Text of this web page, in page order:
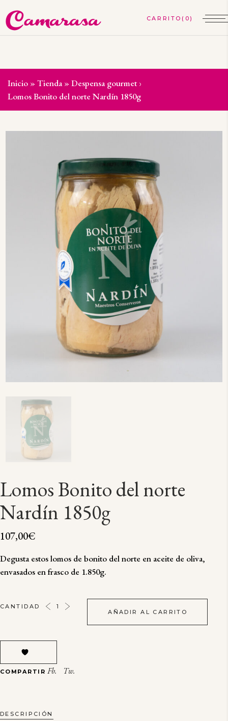
(0)
Inicio » Tienda» Despensa gourmet»
Lomos Bonito del norte Nardín 1850g
Lomos Bonito del norte
Nardín 1850g
107,00€
Degusta estos lomos de bonito del norte en aceite de oliva,
envasados en frasco de 1.850g.
LOMOS
NORTE
NARDÍN
1850G
QUANTITY
CANTIDAD
AÑADIR AL CARRITO
COMPARTIR Fb. Tw.
DESCRIPCIÓN